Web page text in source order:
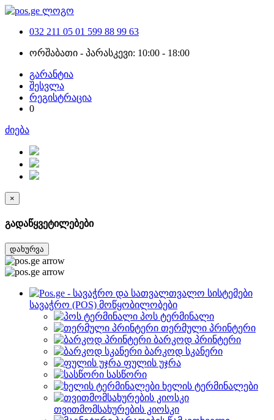
032 211 05 01 599 88 99 63
ორშაბათი - პარასკევი: 10:00 - 18:00
გარანტია
შესვლა
რეგისტრაცია
0
ძიება
×
გადაწყვეტილებები
დახურვა
სავაჭრო (POS) მოწყობილობები
პოს ტერმინალი
თერმული პრინტერი
ბარკოდ პრინტერი
ბარკოდ სკანერი
ფულის უჯრა
სასწორი
ხელის ტერმინალები
თვითმომსახურების კიოსკი